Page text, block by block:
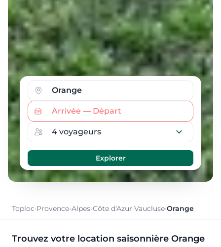
Toploc·Provence-Alpes-Côte d'Azur·Vaucluse·Orange
Trouvez votre location saisonnière Orange